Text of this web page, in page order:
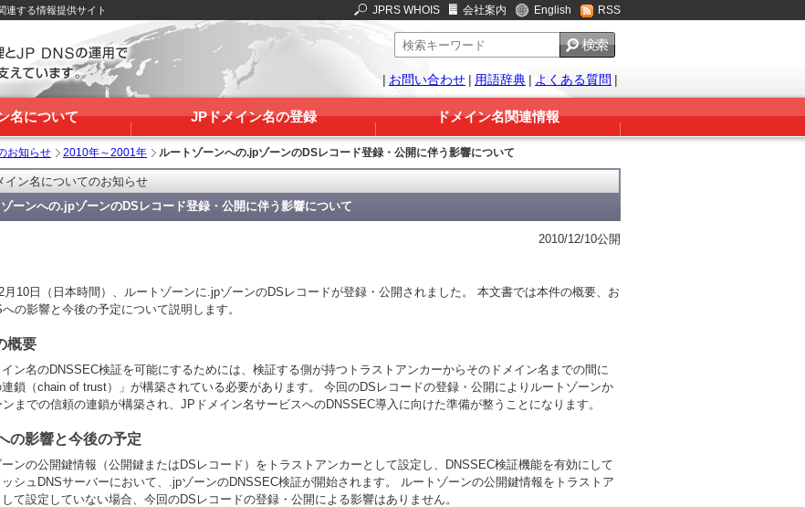
連する情報提供サイト JPRS WHOIS 会社案内 English RSS
| お問い合わせ | 用語辞典 | よくある質問 |
名について JPドメイン名の登録 ドメイン名関連情報
お知らせ 2010年～2001年 ルートゾーンへの.jpゾーンのDSレコード登録・公開に伴う影響について
イン名についてのお知らせ
ーンへの.jpゾーンのDSレコード登録・公開に伴う影響について
2010/12/10公開
月10日（日本時間）、ルートゾーンに.jpゾーンのDSレコードが登録・公開されました。 本文書では本件の概要、お
への影響と今後の予定について説明します。
概要
ン名のDNSSEC検証を可能にするためには、検証する側が持つトラストアンカーからそのドメイン名までの間に
連鎖（chain of trust）」が構築されている必要があります。 今回のDSレコードの登録・公開によりルートゾーンか
ンまでの信頼の連鎖が構築され、JPドメイン名サービスへのDNSSEC導入に向けた準備が整うことになります。
の影響と今後の予定
ーンの公開鍵情報（公開鍵またはDSレコード）をトラストアンカーとして設定し、DNSSEC検証機能を有効にして
シュDNSサーバーにおいて、.jpゾーンのDNSSEC検証が開始されます。 ルートゾーンの公開鍵情報をトラストア
て設定していない場合、今回のDSレコードの登録・公開による影響はありません。